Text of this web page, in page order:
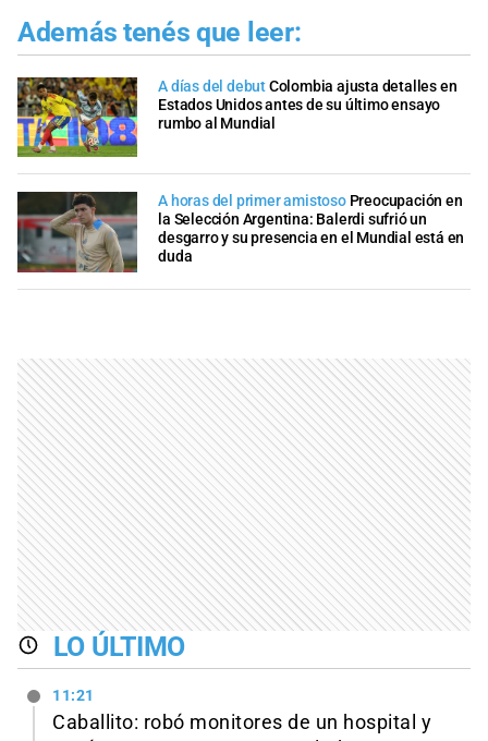
Además tenés que leer:
A días del debutColombia ajusta detalles en
Estados Unidos antes de su último ensayo
rumbo al Mundial
A horas del primer amistoso Preocupación en
la Selección Argentina: Balerdi sufrió un
desgarro y su presencia en el Mundial está en
duda
LO ÚLTIMO
11:21
Caballito: robó monitores de un hospital y